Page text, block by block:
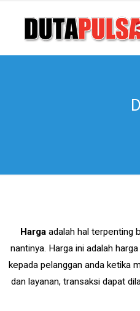
Hargaadalah hal terpenting
nantinya. Harga ini adalah
kepada pelanggan anda ketika
dan layanan, transaksi dapat